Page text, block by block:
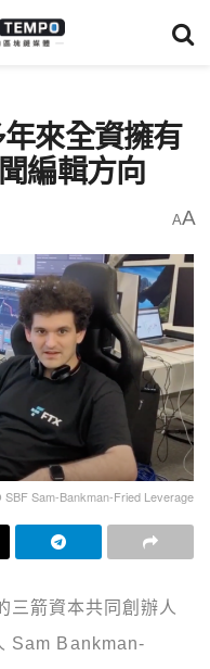
來全資擁有
編輯方向
AA
SBF Sam-Bankman-Fried Leverage
三箭資本共同創辦人
Sam Bankman-